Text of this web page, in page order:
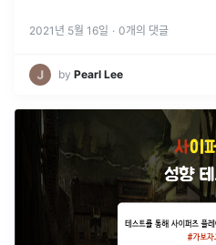
2021년 5월 16일 · 0개의 댓글
by Pearl Lee